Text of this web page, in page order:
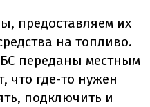
предоставляем их
на топливо.
переданы местным
что где-то нужен
подключить и